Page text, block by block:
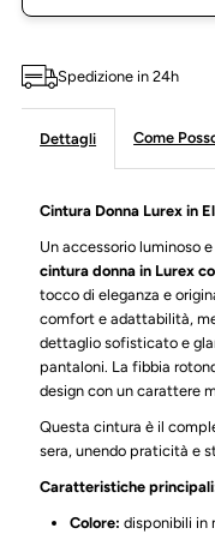
Spedizione in 24h
Dettagli Come
Cintura Donna Lurex in
Un accessorio luminoso
cintura donna in Lurex
tocco di eleganza e
comfort e adattabilità,
dettaglio sofisticato e
pantaloni. La fibbia
design con un carattere
Questa cintura è il
sera, unendo praticità e
Caratteristiche
Colore: disponibili in